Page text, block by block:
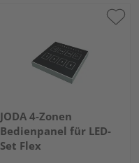
JODA 4-Zonen
Bedienpanel für LED-
Set Flex